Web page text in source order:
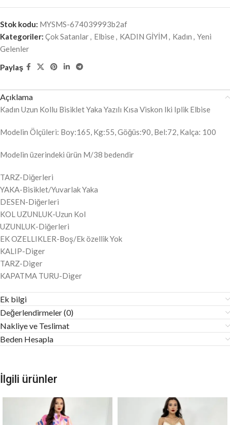
Stok kodu: MYSMS-674039993b2af
Kategoriler: Çok Satanlar, Elbise, KADIN GİYİM , Kadın , Yeni
Gelenler
Paylaş
Açıklama
Kadın Uzun Kollu Bisiklet Yaka Yazılı Kısa Viskon Iki Iplik Elbise
Modelin Ölçüleri: Boy:165, Kg:55, Göğüs:90, Bel:72, Kalça: 100
Modelin üzerindeki ürün M/38 bedendir
TARZ-Diğerleri
YAKA-Bisiklet/Yuvarlak Yaka
DESEN-Diğerleri
KOL UZUNLUK-Uzun Kol
UZUNLUK-Diğerleri
EK OZELLIKLER-Boş/Ek özellik Yok
KALIP-Diger
TARZ-Diger
KAPATMA TURU-Diger
Ek bilgi
Değerlendirmeler (0)
Nakliye ve Teslimat
Beden Hesapla
İlgili ürünler